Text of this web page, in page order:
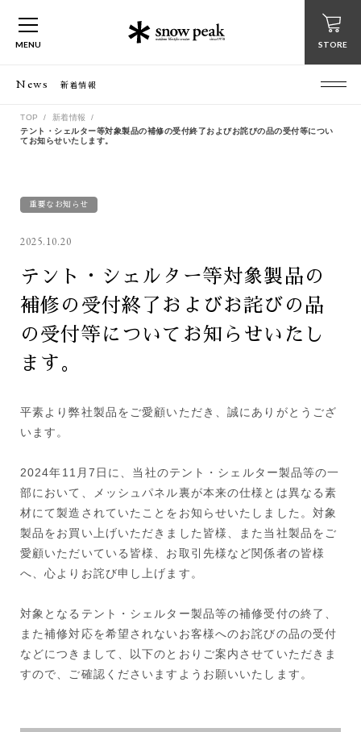
MENU STORE
News 新着情報
TOP
新着情報
テント・シェルター等対象製品の補修の受付終了およびお詫びの品の受付等につい
てお知らせいたします。
重要なお知らせ
2025.10.20
テント・シェルター等対象製品の
補修の受付終了およびお詫びの品
の受付等についてお知らせいたし
ます。
平素より弊社製品をご愛顧いただき、誠にありがとうござ
います。
2024年11月7日に、当社のテント・シェルター製品等の一
部において、メッシュパネル裏が本来の仕様とは異なる素
材にて製造されていたことをお知らせいたしました。対象
製品をお買い上げいただきました皆様、また当社製品をご
愛顧いただいている皆様、お取引先様など関係者の皆様
へ、心よりお詫び申し上げます。
対象となるテント・シェルター製品等の補修受付の終了、
また補修対応を希望されないお客様へのお詫びの品の受付
などにつきまして、以下のとおりご案内させていただきま
すので、ご確認くださいますようお願いいたします。